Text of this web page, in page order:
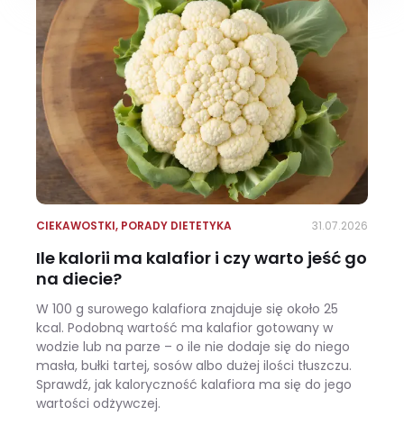
CIEKAWOSTKI, PORADY DIETETYKA 31.07.2026
Ile kalorii ma kalafior i czy warto jeść go
na diecie?
W 100 g surowego kalafiora znajduje się około 25
kcal. Podobną wartość ma kalafior gotowany w
wodzie lub na parze – o ile nie dodaje się do niego
masła, bułki tartej, sosów albo dużej ilości tłuszczu.
Sprawdź, jak kaloryczność kalafiora ma się do jego
wartości odżywczej.